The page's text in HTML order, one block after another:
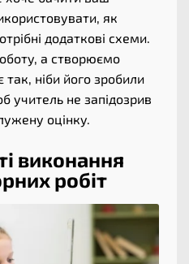
як
додаткові схеми.
а створюємо
так, ніби його зробили
учитель не запідозрив
оцінку.
виконання
робіт